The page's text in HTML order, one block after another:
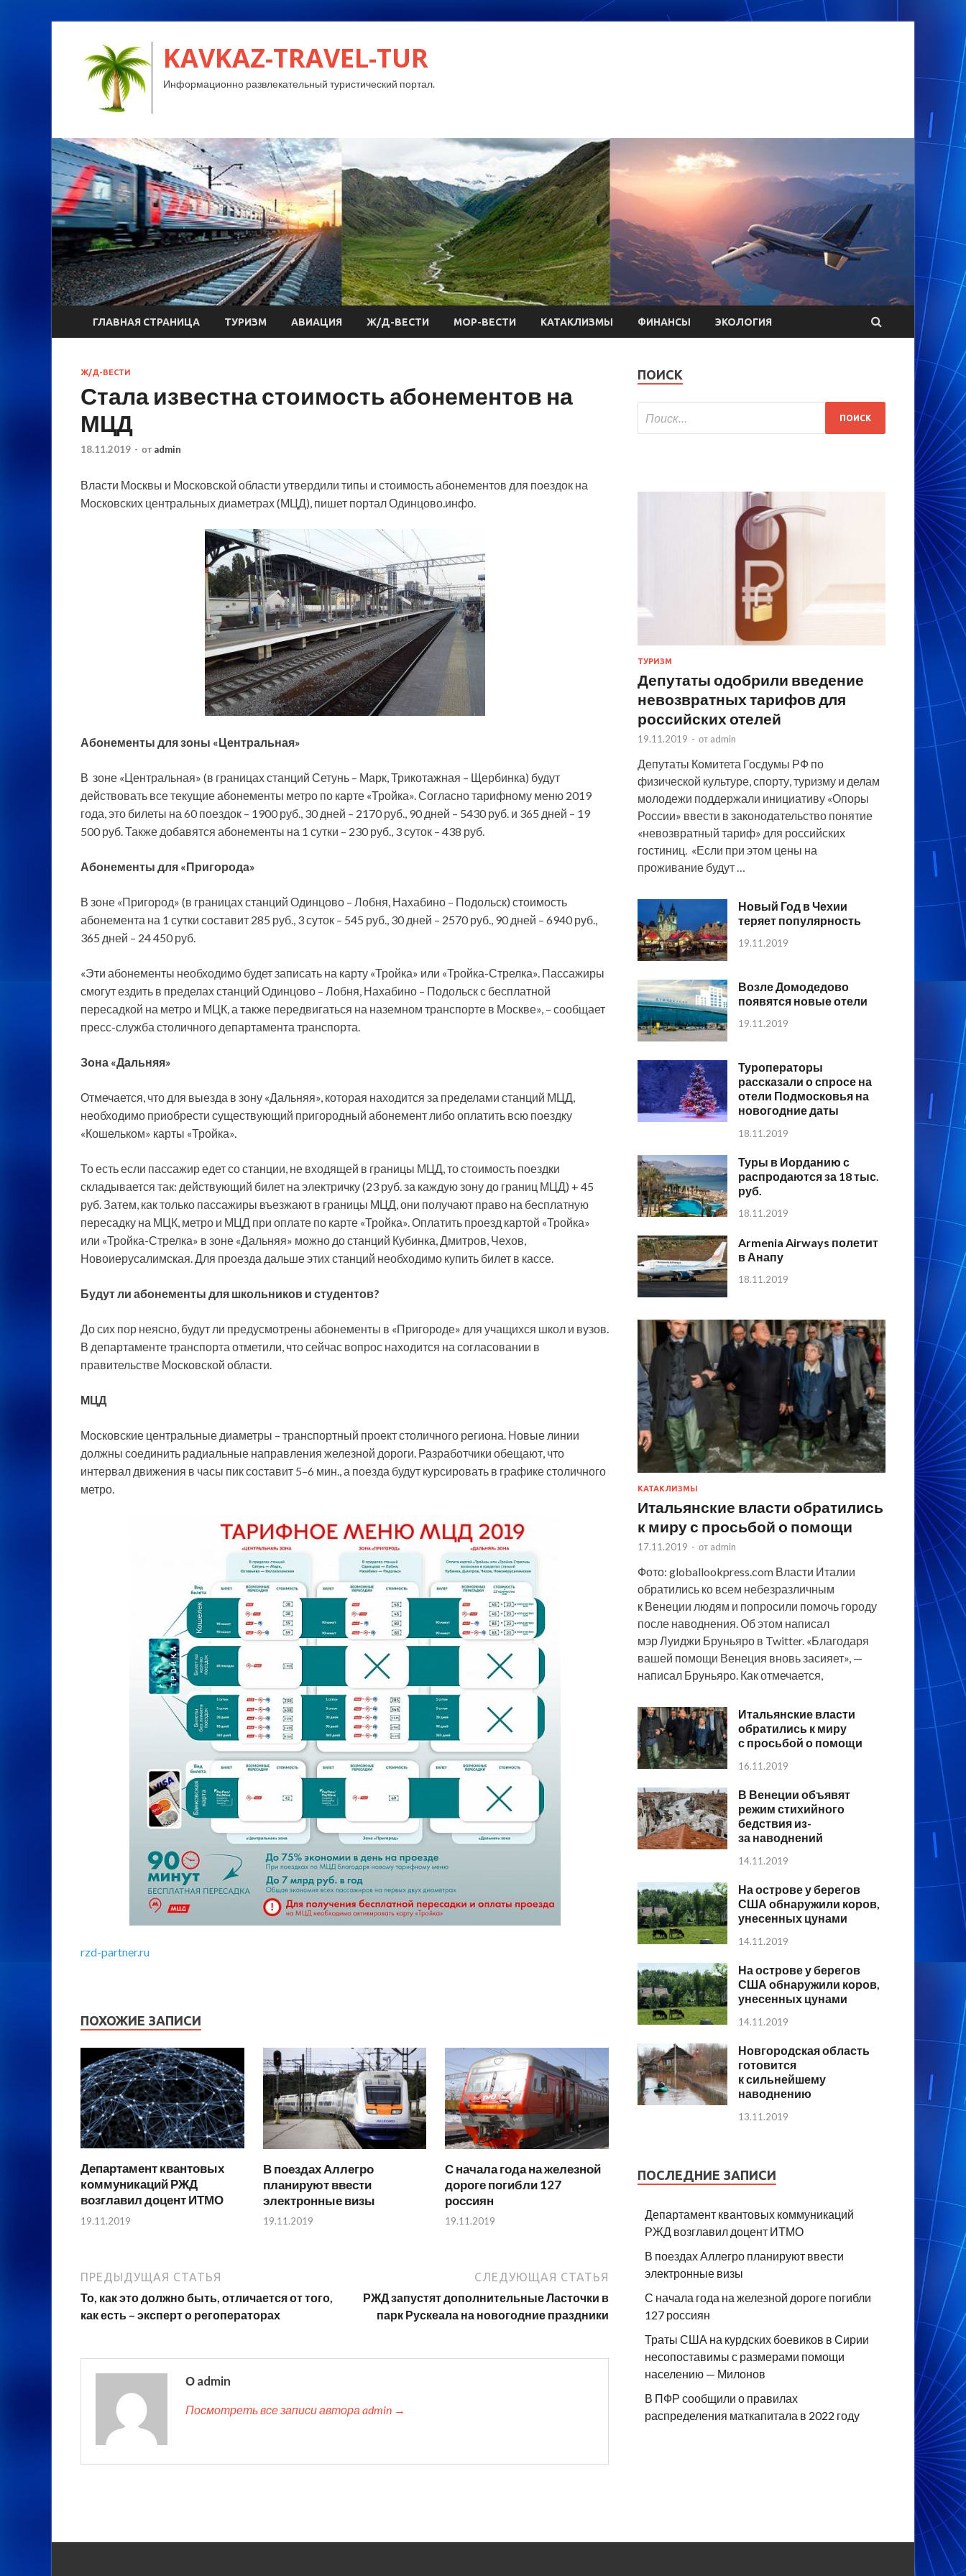
KAVKAZ-TRAVEL-TUR
Информационно развлекательный туристический портал.
ГЛАВНАЯ СТРАНИЦА ТУРИЗМ АВИАЦИЯ Ж/Д-ВЕСТИ МОР-ВЕСТИ КАТАКЛИЗМЫ ФИНАНСЫ ЭКОЛОГИЯ
Ж/Д-ВЕСТИ
Стала известна стоимость абонементов на
МЦД
18.11.2019 - от admin
Власти Москвы и Московской области утвердили типы и стоимость абонементов для поездок на
Московских центральных диаметрах (МЦД), пишет портал Одинцово.инфо.
Абонементы для зоны «Центральная»
В зоне «Центральная» (в границах станций Сетунь – Марк, Трикотажная – Щербинка) будут
действовать все текущие абонементы метро по карте «Тройка». Согласно тарифному меню 2019
года, это билеты на 60 поездок – 1900 руб., 30 дней – 2170 руб., 90 дней – 5430 руб. и 365 дней – 19
500 руб. Также добавятся абонементы на 1 сутки – 230 руб., 3 суток – 438 руб.
Абонементы для «Пригорода»
В зоне «Пригород» (в границах станций Одинцово – Лобня, Нахабино – Подольск) стоимость
абонемента на 1 сутки составит 285 руб., 3 суток – 545 руб., 30 дней – 2570 руб., 90 дней – 6940 руб.,
365 дней – 24 450 руб.
«Эти абонементы необходимо будет записать на карту «Тройка» или «Тройка-Стрелка». Пассажиры
смогут ездить в пределах станций Одинцово – Лобня, Нахабино – Подольск с бесплатной
пересадкой на метро и МЦК, а также передвигаться на наземном транспорте в Москве», – сообщает
пресс-служба столичного департамента транспорта.
Зона «Дальняя»
Отмечается, что для выезда в зону «Дальняя», которая находится за пределами станций МЦД,
необходимо приобрести существующий пригородный абонемент либо оплатить всю поездку
«Кошельком» карты «Тройка».
То есть если пассажир едет со станции, не входящей в границы МЦД, то стоимость поездки
складывается так: действующий билет на электричку (23 руб. за каждую зону до границ МЦД) + 45
руб. Затем, как только пассажиры въезжают в границы МЦД, они получают право на бесплатную
пересадку на МЦК, метро и МЦД при оплате по карте «Тройка». Оплатить проезд картой «Тройка»
или «Тройка-Стрелка» в зоне «Дальняя» можно до станций Кубинка, Дмитров, Чехов,
Новоиерусалимская. Для проезда дальше этих станций необходимо купить билет в кассе.
Будут ли абонементы для школьников и студентов?
До сих пор неясно, будут ли предусмотрены абонементы в «Пригороде» для учащихся школ и вузов.
В департаменте транспорта отметили, что сейчас вопрос находится на согласовании в
правительстве Московской области.
МЦД
Московские центральные диаметры – транспортный проект столичного региона. Новые линии
должны соединить радиальные направления железной дороги. Разработчики обещают, что
интервал движения в часы пик составит 5–6 мин., а поезда будут курсировать в графике столичного
метро.
rzd-partner.ru
ПОХОЖИЕ ЗАПИСИ
Департамент квантовых
коммуникаций РЖД
возглавил доцент ИТМО
19.11.2019
В поездах Аллегро
планируют ввести
электронные визы
19.11.2019
С начала года на железной
дороге погибли 127
россиян
19.11.2019
ПРЕДЫДУЩАЯ СТАТЬЯ
То, как это должно быть, отличается от того,
как есть – эксперт о регоператорах
СЛЕДУЮЩАЯ СТАТЬЯ
РЖД запустят дополнительные Ласточки в
парк Рускеала на новогодние праздники
О admin
Посмотреть все записи автора admin →
ПОИСК
ТУРИЗМ
Депутаты одобрили введение
невозвратных тарифов для
российских отелей
19.11.2019 - от admin
Депутаты Комитета Госдумы РФ по
физической культуре, спорту, туризму и делам
молодежи поддержали инициативу «Опоры
России» ввести в законодательство понятие
«невозвратный тариф» для российских
гостиниц. «Если при этом цены на
проживание будут …
Новый Год в Чехии
теряет популярность
19.11.2019
Возле Домодедово
появятся новые отели
19.11.2019
Туроператоры
рассказали о спросе на
отели Подмосковья на
новогодние даты
18.11.2019
Туры в Иорданию с
распродаются за 18 тыс.
руб.
18.11.2019
Armenia Airways полетит
в Анапу
18.11.2019
КАТАКЛИЗМЫ
Итальянские власти обратились
к миру с просьбой о помощи
17.11.2019 - от admin
Фото: globallookpress.com Власти Италии
обратились ко всем небезразличным
к Венеции людям и попросили помочь городу
после наводнения. Об этом написал
мэр Луиджи Бруньяро в Twitter. «Благодаря
вашей помощи Венеция вновь засияет», —
написал Бруньяро. Как отмечается,
Итальянские власти
обратились к миру
с просьбой о помощи
16.11.2019
В Венеции объявят
режим стихийного
бедствия из-
за наводнений
14.11.2019
На острове у берегов
США обнаружили коров,
унесенных цунами
14.11.2019
На острове у берегов
США обнаружили коров,
унесенных цунами
14.11.2019
Новгородская область
готовится
к сильнейшему
наводнению
13.11.2019
ПОСЛЕДНИЕ ЗАПИСИ
Департамент квантовых коммуникаций
РЖД возглавил доцент ИТМО
В поездах Аллегро планируют ввести
электронные визы
С начала года на железной дороге погибли
127 россиян
Траты США на курдских боевиков в Сирии
несопоставимы с размерами помощи
населению — Милонов
В ПФР сообщили о правилах
распределения маткапитала в 2022 году